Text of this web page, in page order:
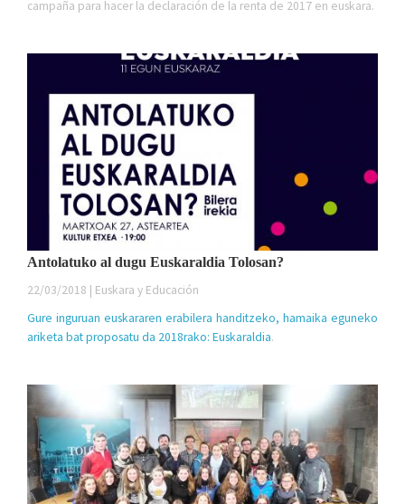
campaña para hacer la declaración de la renta de 2017 en euskara.
Antolatuko al dugu Euskaraldia Tolosan?
22/03/2018 | Euskara y Educación
Gure inguruan euskararen erabilera handitzeko, hamaika eguneko
ariketa bat proposatu da 2018rako: Euskaraldia.